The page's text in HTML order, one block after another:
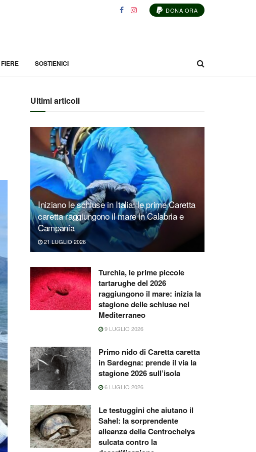
DONA ORA
FIERE SOSTIENICI
Ultimi articoli
Iniziano le schiuse in Italia: le prime Caretta
caretta raggiungono il mare in Calabria e
Campania
21 LUGLIO 2026
Turchia, le prime piccole
tartarughe del 2026
raggiungono il mare: inizia la
stagione delle schiuse nel
Mediterraneo
9 LUGLIO 2026
Primo nido di Caretta caretta
in Sardegna: prende il via la
stagione 2026 sull’isola
6 LUGLIO 2026
Le testuggini che aiutano il
Sahel: la sorprendente
alleanza della Centrochelys
sulcata contro la